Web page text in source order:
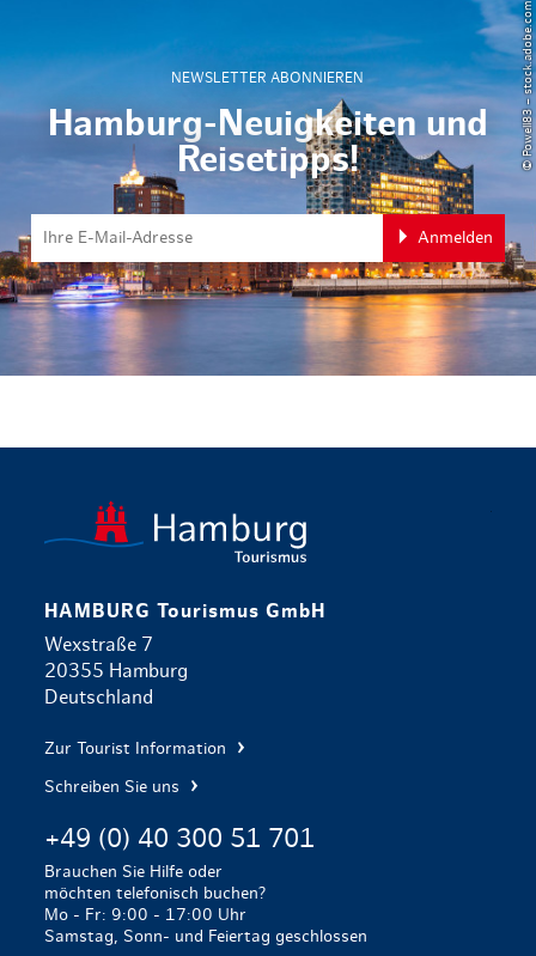
NEWSLETTER ABONNIEREN
Hamburg-Neuigkeiten und
Reisetipps!
Anmelden
© Powell83 – stock.adobe.com
HAMBURG Tourismus GmbH
Wexstraße 7
20355 Hamburg
Deutschland
Zur Tourist Information
Schreiben Sie uns
+49 (0) 40 300 51 701
Brauchen Sie Hilfe oder
möchten telefonisch buchen?
Mo - Fr: 9:00 - 17:00 Uhr
Samstag, Sonn- und Feiertag geschlossen